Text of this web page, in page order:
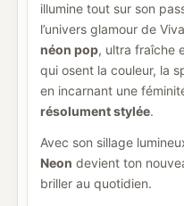
illumine tout sur son
l’univers glamour de
néon pop, ultra fraîche
qui osent la couleur, la
en incarnant une
résolument stylée.
Avec son sillage
Neon devient ton
briller au quotidien.